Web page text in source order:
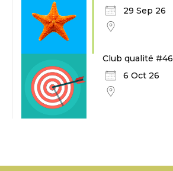
29 Sep 26
Club qualité #46
6 Oct 26